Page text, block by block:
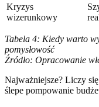
Kryzys
wizerunkowy
Tabela 4: Kiedy warto
pomysłowość
Źródło: Opracowanie
Najważniejsze? Liczy
ślepe pompowanie